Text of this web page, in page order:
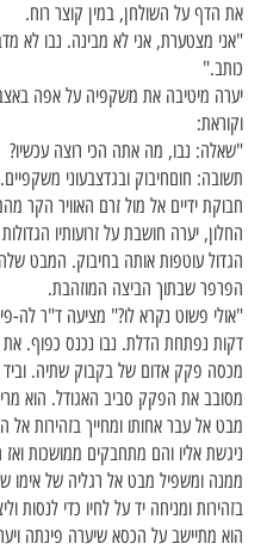
את הדף על השולחן, במין קוצר רוח.
"אני מצטערת, אני לא מבינה. נבו לא
כותב."
יערה מיטיבה את משקפיה על אפה
וקוראת:
"שאלה: נבו, מה אתה הכי רוצה עכשיו?
תשובה: חוםחיבוק ובגדצבעוני
חבוקת ידיים אל מול זרם האוויר הקר
החלון, יערה חושבת על זרועותיו
הגדול עוטפות אותה בחיבוק. המבט
הפרפר שבתוך הביצה המוזהבת.
"אולי פשוט נקרא לו?" מציעה ד"ר לה-
דקות נפתחת הדלת. נבו נכנס כפוף. את
מכסה פקק אדום של בקבוק שתיה.
מסובב את הפקק סביב האגודל. הוא
מבט אל עבר אחותו ומחייך בזהירות אל
ניגשת אליו והם מתחבקים ממושכות ואז
ממנה ומשפיל מבט אל רגליה של אימו
בזהירות ומניחה יד על לחיו כדי לנסות
הוא מתיישב על הכסא שיערה פינתה